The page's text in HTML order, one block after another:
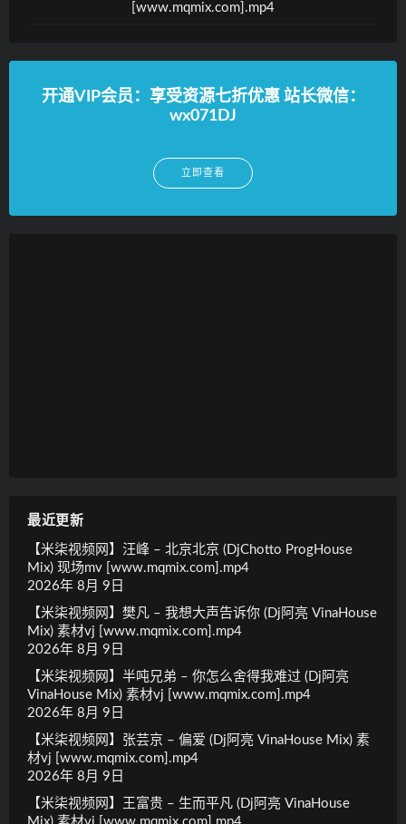
[www.mqmix.com].mp4
开通VIP会员：享受资源七折优惠 站长微信：
wx071DJ
立即查看
最近更新
【米柒视频网】汪峰 – 北京北京 (DjChotto ProgHouse
Mix) 现场mv [www.mqmix.com].mp4
2026年 8月 9日
【米柒视频网】樊凡 – 我想大声告诉你 (Dj阿亮 VinaHouse
Mix) 素材vj [www.mqmix.com].mp4
2026年 8月 9日
【米柒视频网】半吨兄弟 – 你怎么舍得我难过 (Dj阿亮
VinaHouse Mix) 素材vj [www.mqmix.com].mp4
2026年 8月 9日
【米柒视频网】张芸京 – 偏爱 (Dj阿亮 VinaHouse Mix) 素
材vj [www.mqmix.com].mp4
2026年 8月 9日
【米柒视频网】王富贵 – 生而平凡 (Dj阿亮 VinaHouse